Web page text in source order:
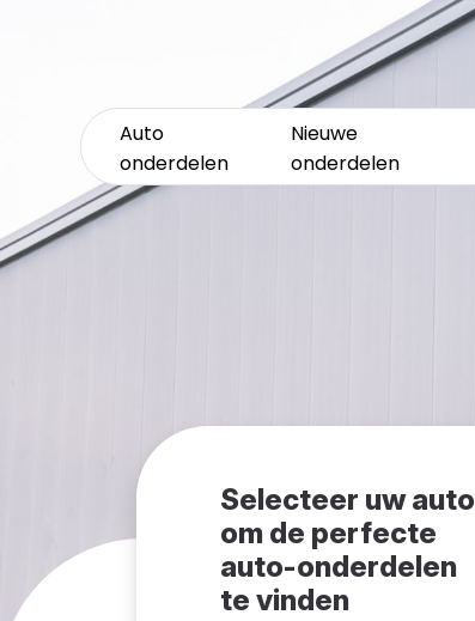
Auto
onderdelen
Nieuwe
onderdelen
Selecteer uw auto
om de perfecte
auto-onderdelen
te vinden